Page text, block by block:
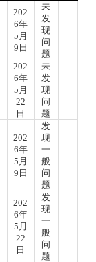
202
6年
5月
9日
未
发
现
问
题
202
6年
5月
22
日
未
发
现
问
题
202
6年
5月
9日
发
现
一
般
问
题
202
6年
5月
22
日
发
现
一
般
问
题